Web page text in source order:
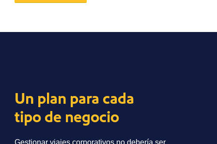
Un plan para cada
tipo de negocio
Gestionar viajes corporativos no debería ser